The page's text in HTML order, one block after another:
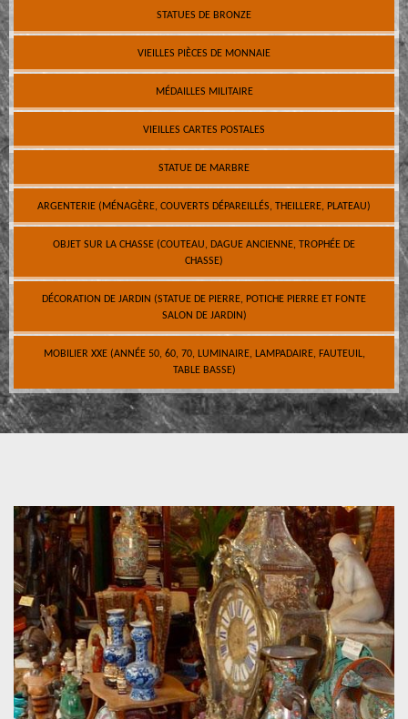
STATUES DE BRONZE
VIEILLES PIÈCES DE MONNAIE
MÉDAILLES MILITAIRE
VIEILLES CARTES POSTALES
STATUE DE MARBRE
ARGENTERIE (MÉNAGÈRE, COUVERTS DÉPAREILLÉS, THEILLERE, PLATEAU)
OBJET SUR LA CHASSE (COUTEAU, DAGUE ANCIENNE, TROPHÉE DE
CHASSE)
DÉCORATION DE JARDIN (STATUE DE PIERRE, POTICHE PIERRE ET FONTE
SALON DE JARDIN)
MOBILIER XXE (ANNÉE 50, 60, 70, LUMINAIRE, LAMPADAIRE, FAUTEUIL,
TABLE BASSE)